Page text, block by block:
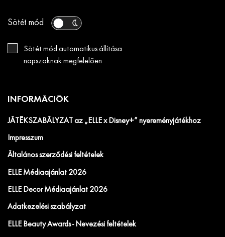
Sötét mód
Sötét mód automatikus állítása
napszaknak megfelelően
INFORMÁCIÓK
JÁTÉKSZABÁLYZAT az „ELLE x Disney+” nyereményjátékhoz
Impresszum
Általános szerződési feltételek
ELLE Médiaajánlat 2026
ELLE Decor Médiaajánlat 2026
Adatkezelési szabályzat
ELLE Beauty Awards - Nevezési feltételek